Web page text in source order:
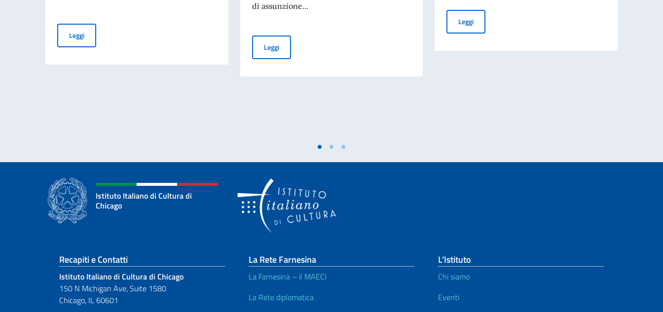
LeggiAperte le iscrizioni ai corsi DITALS per l'insegnamento dell'Italiano
di assunzione...
LeggiAvviso di assunzione di un impiegato/a a contratto temporaneo
LeggiWe are moving!
Istituto Italiano di Cultura di
Chicago
Sezione footer
Recapiti e Contatti
Istituto Italiano di Cultura di Chicago
150 N Michigan Ave, Suite 1580
Chicago, IL 60601
La Rete Farnesina
La Farnesina – il MAECI
La Rete diplomatica
L’Istituto
Chi siamo
Eventi